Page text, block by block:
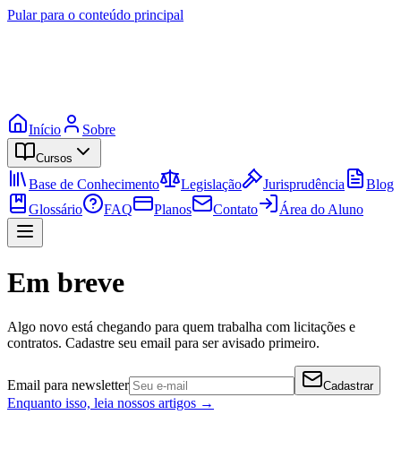
Pular para o conteúdo principal
Início Sobre
Cursos
Base de Conhecimento Legislação Jurisprudência
Blog
Glossário
FAQ Planos Contato Área do Aluno
Em breve
Algo novo está chegando para quem trabalha com licitações e
contratos. Cadastre seu email para ser avisado primeiro.
Email para newsletter Cadastrar
Enquanto isso, leia nossos artigos →